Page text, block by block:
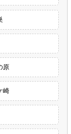
原
崎